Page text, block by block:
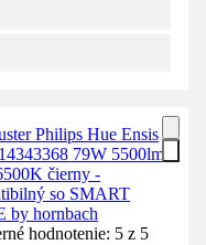
Philips Hue Ensis
79W 5500lm
čierny -
so SMART
by hornbach
hodnotenie: 5 z 5